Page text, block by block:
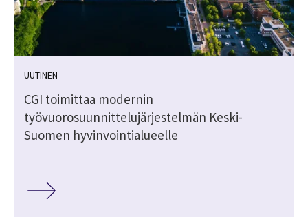
UUTINEN
CGI toimittaa modernin
työvuorosuunnittelujärjestelmän Keski-
Suomen hyvinvointialueelle